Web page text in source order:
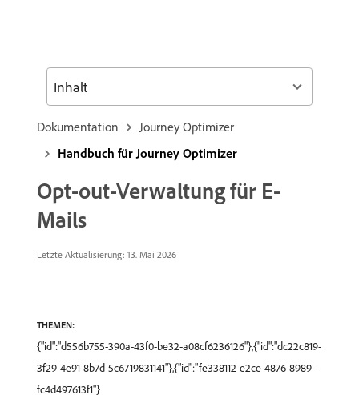
Dokumentation
Journey Optimizer
Handbuch für Journey Optimizer
Opt-out-Verwaltung für E-
Mails
Letzte Aktualisierung: 13. Mai 2026
THEMEN:
{"id":"d556b755-390a-43f0-be32-a08cf6236126"},{"id":"dc22c819-
3f29-4e91-8b7d-5c6719831141"},{"id":"fe338112-e2ce-4876-8989-
fc4d497613f1"}
Inhalt